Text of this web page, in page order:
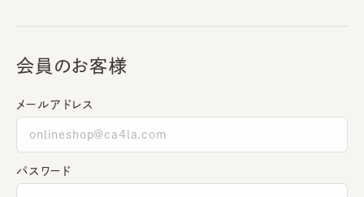
会員のお客様
メールアドレス
パスワード